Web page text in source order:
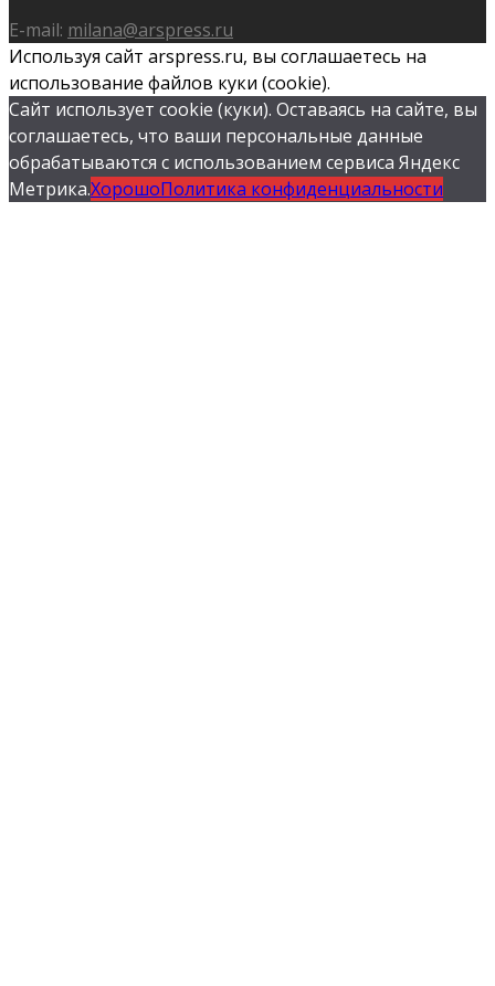
E-mail: milana@arspress.ru
Используя сайт arspress.ru, вы соглашаетесь на
использование файлов куки (cookie).
Сайт использует cookie (куки). Оставаясь на сайте, вы
соглашаетесь, что ваши персональные данные
обрабатываются с использованием сервиса Яндекс
Метрика.ХорошоПолитика конфиденциальности